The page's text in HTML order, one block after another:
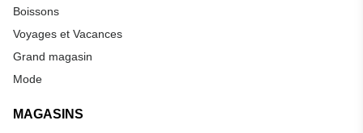
Boissons
Voyages et Vacances
Grand magasin
Mode
MAGASINS